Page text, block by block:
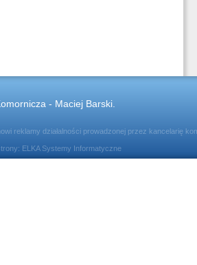
- Maciej Barski.
reklamy działalności prowadzonej przez kancelarię
ELKA Systemy Informatyczne